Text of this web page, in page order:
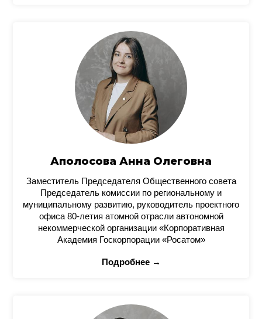
Аполосова Анна Олеговна
Заместитель Председателя Общественного совета
Председатель комиссии по региональному и
муниципальному развитию, руководитель проектного
офиса 80-летия атомной отрасли автономной
некоммерческой организации «Корпоративная
Академия Госкорпорации «Росатом»
Подробнее →